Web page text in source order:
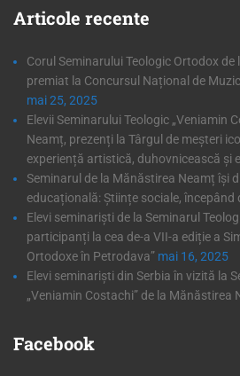
Articole recente
Corul Seminarului Teologic Ortodox
premiat la Concursul Național de
mai 25, 2025
Elevii Seminarului Teologic „Veniamin
Neamț, prezenți la Târgul de meșteri
experiență artistică, duhovnicească și
Seminarul de la Mănăstirea Neamț își
educațională: Științe sociale, începând
Elevi seminariști de la Seminarul
participanți la cea de-a VII-a ediție a
Ortodoxe în Petrodava” mai 16, 2025
Elevi seminariști din Serbia în vizită la
„Veniamin Costachi” de la Mănăstirea
Facebook